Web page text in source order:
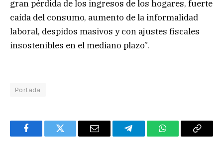
gran pérdida de los ingresos de los hogares, fuerte
caída del consumo, aumento de la informalidad
laboral, despidos masivos y con ajustes fiscales
insostenibles en el mediano plazo”.
Portada
FacebookTwitter Email TelegramWhatsAppCopy